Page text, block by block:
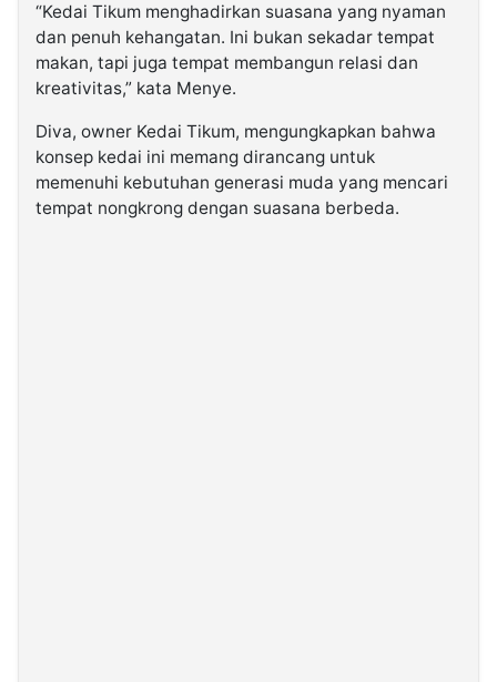
“Kedai Tikum menghadirkan suasana yang nyaman
dan penuh kehangatan. Ini bukan sekadar tempat
makan, tapi juga tempat membangun relasi dan
kreativitas,” kata Menye.
Diva, owner Kedai Tikum, mengungkapkan bahwa
konsep kedai ini memang dirancang untuk
memenuhi kebutuhan generasi muda yang mencari
tempat nongkrong dengan suasana berbeda.